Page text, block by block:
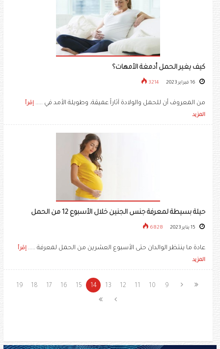
كيف يغير الحمل أدمغة الأمهات؟
3214
من المعروف أن للحمل والولادة آثاراً عميقة، وطويلة الأمد في ..... إقرأ
المزيد
حيلة بسيطة لمعرفة جنس الجنين خلال الأسبوع 12 من الحمل
6828
عادة ما ينتظر الوالدان حتى الأسبوع العشرين من الحمل لمعرفة ..... إقرأ
المزيد
9
10
11
12
13
14
15
16
17
18
19